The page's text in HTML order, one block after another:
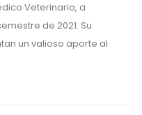
Veterinario, a
de 2021. Su
un valioso aporte al